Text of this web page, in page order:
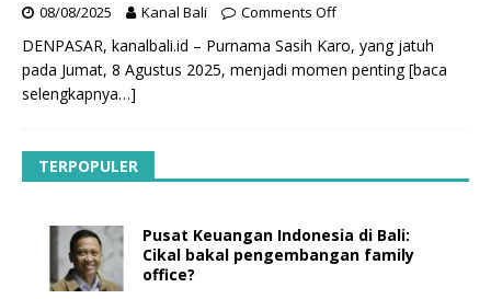
08/08/2025 Kanal Bali Comments Off
DENPASAR, kanalbali.id – Purnama Sasih Karo, yang jatuh
pada Jumat, 8 Agustus 2025, menjadi momen penting[baca
selengkapnya…]
TERPOPULER
Pusat Keuangan Indonesia di Bali:
Cikal bakal pengembangan family
office?